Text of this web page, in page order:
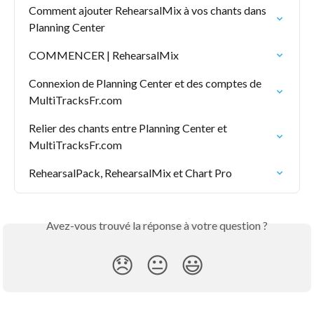
Comment ajouter RehearsalMix à vos chants dans
Planning Center
COMMENCER | RehearsalMix
Connexion de Planning Center et des comptes de
MultiTracksFr.com
Relier des chants entre Planning Center et
MultiTracksFr.com
RehearsalPack, RehearsalMix et Chart Pro
Avez-vous trouvé la réponse à votre question ?
😞 😐 😃